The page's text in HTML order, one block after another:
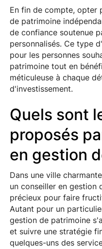
En fin de compte, opter
de patrimoine
de confiance soutenue
personnalisés. Ce type
pour les personnes
patrimoine tout en
méticuleuse à chaque
d'investissement.
Quels sont
proposés
en gestion
Dans une ville
un conseiller en gestion
précieux pour faire
Autant pour un
gestion de patrimoine
et suivre une stratégie
quelques-uns des